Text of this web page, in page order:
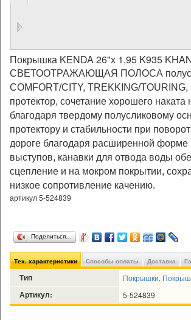
Покрышка KENDA 26"х 1,95 K935
СВЕТООТРАЖАЮЩАЯ ПОЛОСА
COMFORT/CITY, TREKKING/
протектор, сочетание хорошего наката
благодаря твердому полусликовому
протектору и стабильности при
дороге благодаря расширенной форме
выступов, канавки для отвода воды
сцепление и на мокром покрытии,
низкое сопротивление качению.
артикул 5-524839
Поделиться…
Тех. характеристики Способы оплаты Доставка
Тип Покрышки,
Артикул: 5-524839